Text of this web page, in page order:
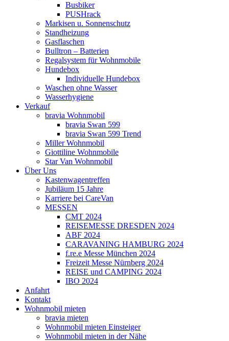
Busbiker
PUSHrack
Markisen u. Sonnenschutz
Standheizung
Gasflaschen
Bulltron – Batterien
Regalsystem für Wohnmobile
Hundebox
Individuelle Hundebox
Waschen ohne Wasser
Wasserhygiene
Verkauf
bravia Wohnmobil
bravia Swan 599
bravia Swan 599 Trend
Miller Wohnmobil
Giottiline Wohnmobile
Star Van Wohnmobil
Über Uns
Kastenwagentreffen
Jubiläum 15 Jahre
Karriere bei CareVan
MESSEN
CMT 2024
REISEMESSE DRESDEN 2024
ABF 2024
CARAVANING HAMBURG 2024
f.re.e Messe München 2024
Freizeit Messe Nürnberg 2024
REISE und CAMPING 2024
IBO 2024
Anfahrt
Kontakt
Wohnmobil mieten
bravia mieten
Wohnmobil mieten Einsteiger
Wohnmobil mieten in der Nähe